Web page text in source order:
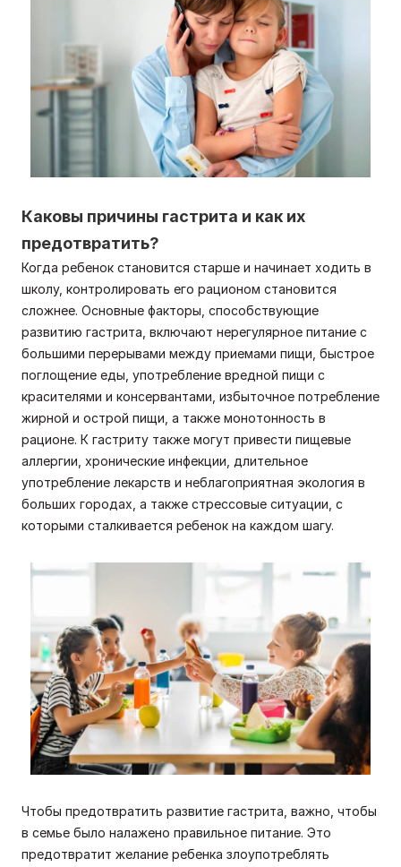
Каковы причины гастрита и как их
предотвратить?
Когда ребенок становится старше и начинает ходить в
школу, контролировать его рационом становится
сложнее. Основные факторы, способствующие
развитию гастрита, включают нерегулярное питание с
большими перерывами между приемами пищи, быстрое
поглощение еды, употребление вредной пищи с
красителями и консервантами, избыточное потребление
жирной и острой пищи, а также монотонность в
рационе. К гастриту также могут привести пищевые
аллергии, хронические инфекции, длительное
употребление лекарств и неблагоприятная экология в
больших городах, а также стрессовые ситуации, с
которыми сталкивается ребенок на каждом шагу.
Чтобы предотвратить развитие гастрита, важно, чтобы
в семье было налажено правильное питание. Это
предотвратит желание ребенка злоупотреблять